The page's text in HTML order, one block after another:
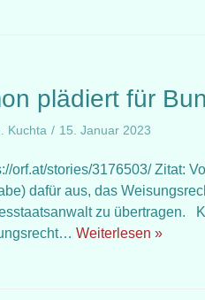
plädiert für
Kuchta 15. Januar 2023
orf.at/stories/3176503/ Zitat:
dafür aus, das
zu übertragen.
Weiterlesen »